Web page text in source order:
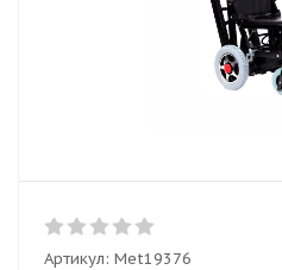
Артикул: Met19376